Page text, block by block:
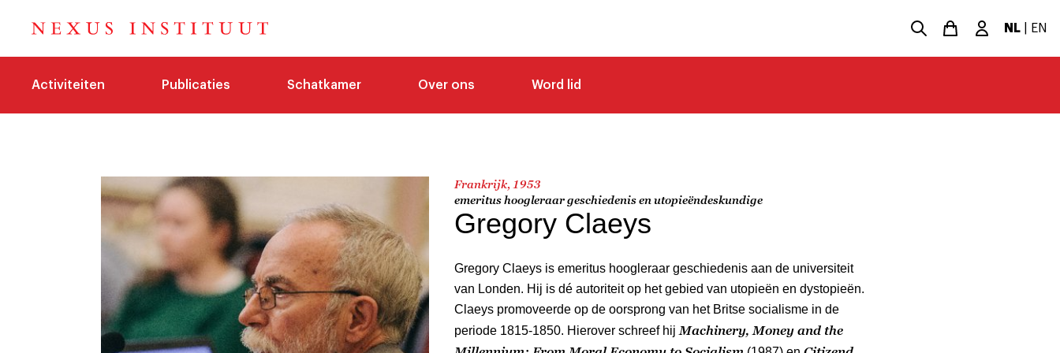
NL EN
Activiteiten Publicaties Schatkamer Over ons Word lid
Frankrijk, 1953
emeritus hoogleraar geschiedenis en utopieëndeskundige
Gregory Claeys
Gregory Claeys is emeritus hoogleraar geschiedenis aan de universiteit
van Londen. Hij is dé autoriteit op het gebied van utopieën en dystopieën.
Claeys promoveerde op de oorsprong van het Britse socialisme in de
periode 1815-1850. Hierover schreef hij Machinery, Money and the